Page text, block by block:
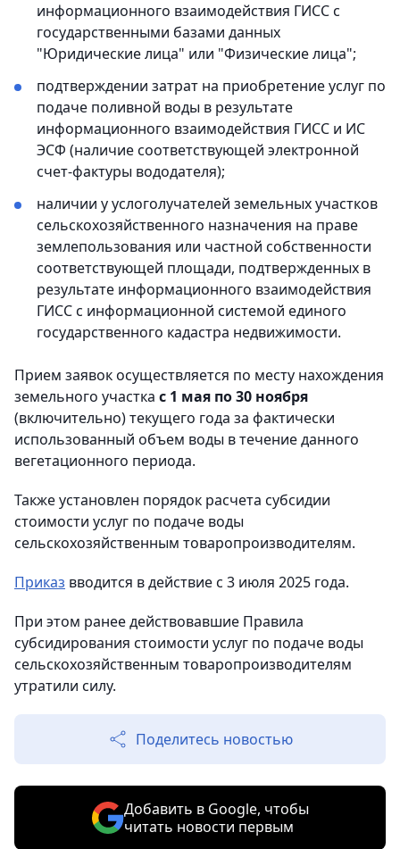
информационного взаимодействия ГИСС с
государственными базами данных
"Юридические лица" или "Физические лица";
подтверждении затрат на приобретение услуг по
подаче поливной воды в результате
информационного взаимодействия ГИСС и ИС
ЭСФ (наличие соответствующей электронной
счет-фактуры вододателя);
наличии у услоголучателей земельных участков
сельскохозяйственного назначения на праве
землепользования или частной собственности
соответствующей площади, подтвержденных в
результате информационного взаимодействия
ГИСС с информационной системой единого
государственного кадастра недвижимости.
Прием заявок осуществляется по месту нахождения
земельного участка с 1 мая по 30 ноября
(включительно) текущего года за фактически
использованный объем воды в течение данного
вегетационного периода.
Также установлен порядок расчета субсидии
стоимости услуг по подаче воды
сельскохозяйственным товаропроизводителям.
Приказ вводится в действие с 3 июля 2025 года.
При этом ранее действовавшие Правила
субсидирования стоимости услуг по подаче воды
сельскохозяйственным товаропроизводителям
утратили силу.
Поделитесь новостью
Добавить в Google, чтобы
читать новости первым